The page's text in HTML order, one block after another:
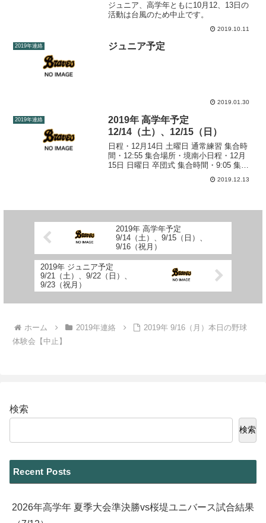
ジュニア、高学年ともに10月12、13日の
活動は台風のため中止です。
2019.10.11
2019年連絡 ジュニア予定
2019.01.30
2019年連絡
2019年 高学年予定
12/14（土）、12/15（日）
日程・12月14日 土曜日 通常練習 集合時
間・12:55 集合場所・境南小日程・12月
15日 日曜日 卒団式 集合時間・9:05 集合
時間・境南小 ※公式ユニフォーム着用
【総会】自由参加、子供同伴不可 場所：
2019.12.13
2019年 高学年予定
9/14（土）、9/15（日）、
9/16（祝月）
2019年 ジュニア予定
9/21（土）、9/22（日）、
9/23（祝月）
ホーム 2019年連絡
2019年 9/16（月）本日の野球
体験会【中止】
検索
検索
Recent Posts
2026年高学年 夏季大会準決勝vs桜堤ユニバース試合結果